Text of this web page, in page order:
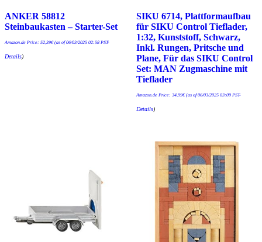
ANKER 58812
Steinbaukasten – Starter-Set
Amazon.de Price: 52,39€(as of 06/03/2025 02:58 PST-
Details)
SIKU 6714, Plattformaufbau
für SIKU Control Tieflader,
1:32, Kunststoff, Schwarz,
Inkl. Rungen, Pritsche und
Plane, Für das SIKU Control
Set: MAN Zugmaschine mit
Tieflader
Amazon.de Price: 34,99€(as of 06/03/2025 03:09 PST-
Details)